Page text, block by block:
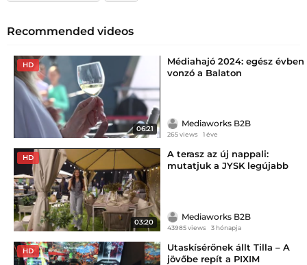
Recommended videos
HD
06:21
Médiahajó 2024: egész évben
vonzó a Balaton
Mediaworks B2B
265 views 1 éve
HD
03:20
A terasz az új nappali:
mutatjuk a JYSK legújabb
Mediaworks B2B
43985 views 3 hónapja
HD
Utaskísérőnek állt Tilla – A
jövőbe repít a PIXIM